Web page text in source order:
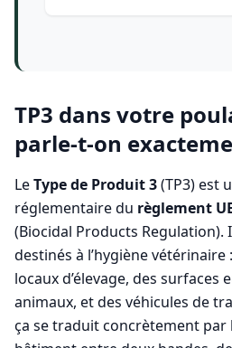
TP3 dans votre
parle-t-on
LeType de Produit 3(TP3) est
réglementaire du règlement
(Biocidal Products Regulation).
destinés à l’hygiène
locaux d’élevage, des surfaces
animaux, et des véhicules de
ça se traduit concrètement par